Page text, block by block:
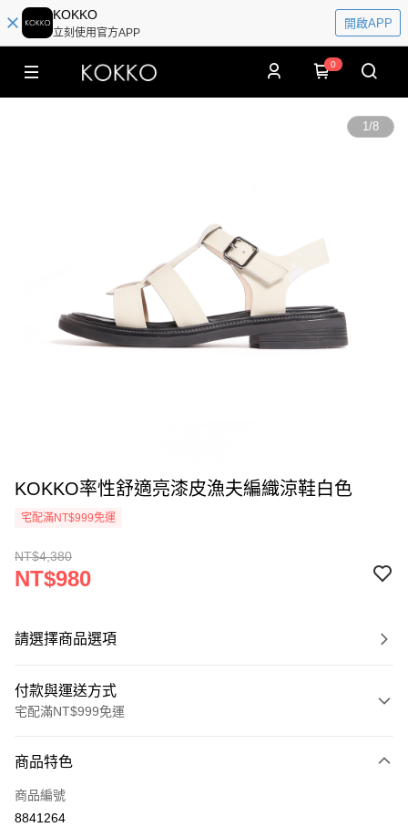
KOKKO
立刻使用官方APP
開啟APP
0
1/8
KOKKO率性舒適亮漆皮漁夫編織涼鞋白色
宅配滿NT$999免運
NT$4,380
NT$980
請選擇商品選項
付款與運送方式
宅配滿NT$999免運
信用卡一次付款
LINE Pay
商品特色
商品編號
8841264